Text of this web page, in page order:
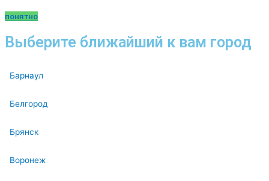
понятно
Выберите ближайший к вам город
Барнаул
Белгород
Брянск
Воронеж